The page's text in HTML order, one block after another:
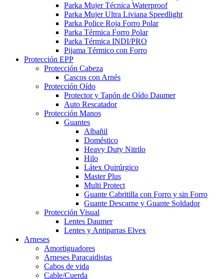
Parka Mujer Técnica Waterproof
Parka Mujer Ultra Liviana Speedlight
Parka Police Roja Forro Polar
Parka Térmica Forro Polar
Parka Térmica INDI/PRO
Pijama Térmico con Forro
Protección EPP
Protección Cabeza
Cascos con Arnés
Protección Oído
Protector y Tapón de Oído Daumer
Auto Rescatador
Protección Manos
Guantes
Albañil
Doméstico
Heavy Duty Nitrilo
Hilo
Látex Quirúrgico
Master Plus
Multi Protect
Guante Cabritilla con Forro y sin Forro
Guante Descarne y Guante Soldador
Protección Visual
Lentes Daumer
Lentes y Antiparras Elvex
Arneses
Amortiguadores
Arneses Paracaidistas
Cabos de vida
Cable/Cuerda